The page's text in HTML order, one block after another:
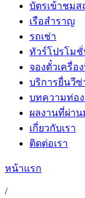
บัตรเข้าชมส
เรือสำราญ
รถเช่า
ทัวร์โปรโม
จองตั๋วเครื่อ
บริการยื่นวีซ่
บทความท่อง
ผลงานที่ผ่าน
เกี่ยวกับเรา
ติดต่อเรา
หน้าแรก
/